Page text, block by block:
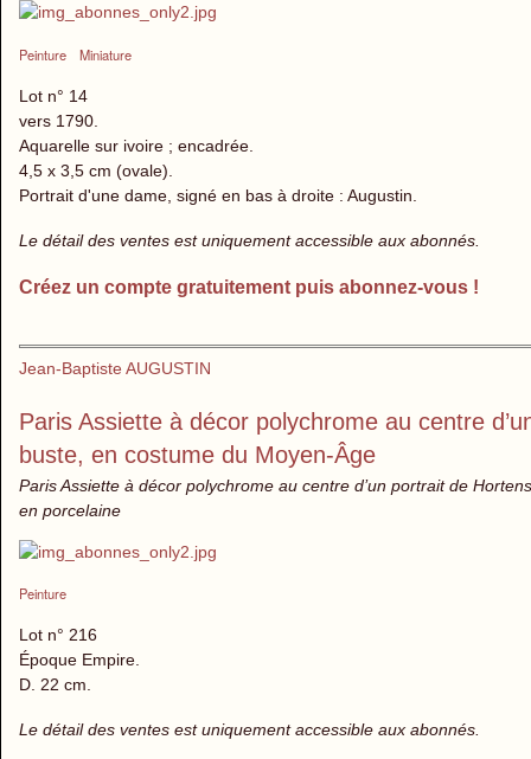
Peinture Miniature
Lot n° 14
vers 1790.
Aquarelle sur ivoire ; encadrée.
4,5 x 3,5 cm (ovale).
Portrait d'une dame, signé en bas à droite : Augustin.
Le détail des ventes est uniquement accessible aux abonnés.
Créez un compte gratuitement puis abonnez-vous !
Jean-Baptiste AUGUSTIN
Paris Assiette à décor polychrome au centre
buste, en costume du Moyen-Âge
Paris Assiette à décor polychrome au centre d’un portrait de
en porcelaine
Peinture
Lot n° 216
Époque Empire.
D. 22 cm.
Le détail des ventes est uniquement accessible aux abonnés.